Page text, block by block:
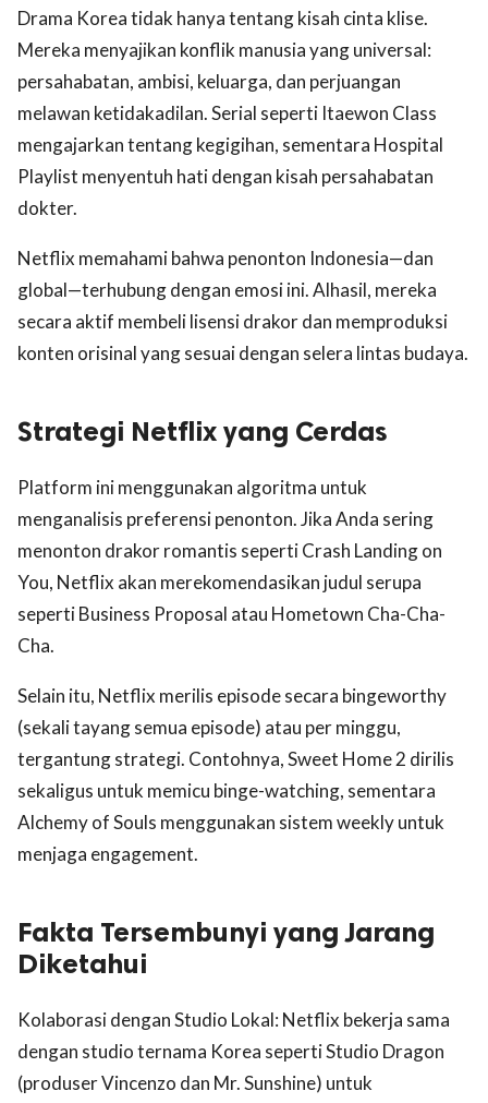
Drama Korea tidak hanya tentang kisah cinta klise.
Mereka menyajikan konflik manusia yang universal:
persahabatan, ambisi, keluarga, dan perjuangan
melawan ketidakadilan. Serial seperti Itaewon Class
mengajarkan tentang kegigihan, sementara Hospital
Playlist menyentuh hati dengan kisah persahabatan
dokter.
Netflix memahami bahwa penonton Indonesia—dan
global—terhubung dengan emosi ini. Alhasil, mereka
secara aktif membeli lisensi drakor dan memproduksi
konten orisinal yang sesuai dengan selera lintas budaya.
Strategi Netflix yang Cerdas
Platform ini menggunakan algoritma untuk
menganalisis preferensi penonton. Jika Anda sering
menonton drakor romantis seperti Crash Landing on
You, Netflix akan merekomendasikan judul serupa
seperti Business Proposal atau Hometown Cha-Cha-
Cha.
Selain itu, Netflix merilis episode secara bingeworthy
(sekali tayang semua episode) atau per minggu,
tergantung strategi. Contohnya, Sweet Home 2 dirilis
sekaligus untuk memicu binge-watching, sementara
Alchemy of Souls menggunakan sistem weekly untuk
menjaga engagement.
Fakta Tersembunyi yang Jarang
Diketahui
Kolaborasi dengan Studio Lokal: Netflix bekerja sama
dengan studio ternama Korea seperti Studio Dragon
(produser Vincenzo dan Mr. Sunshine) untuk